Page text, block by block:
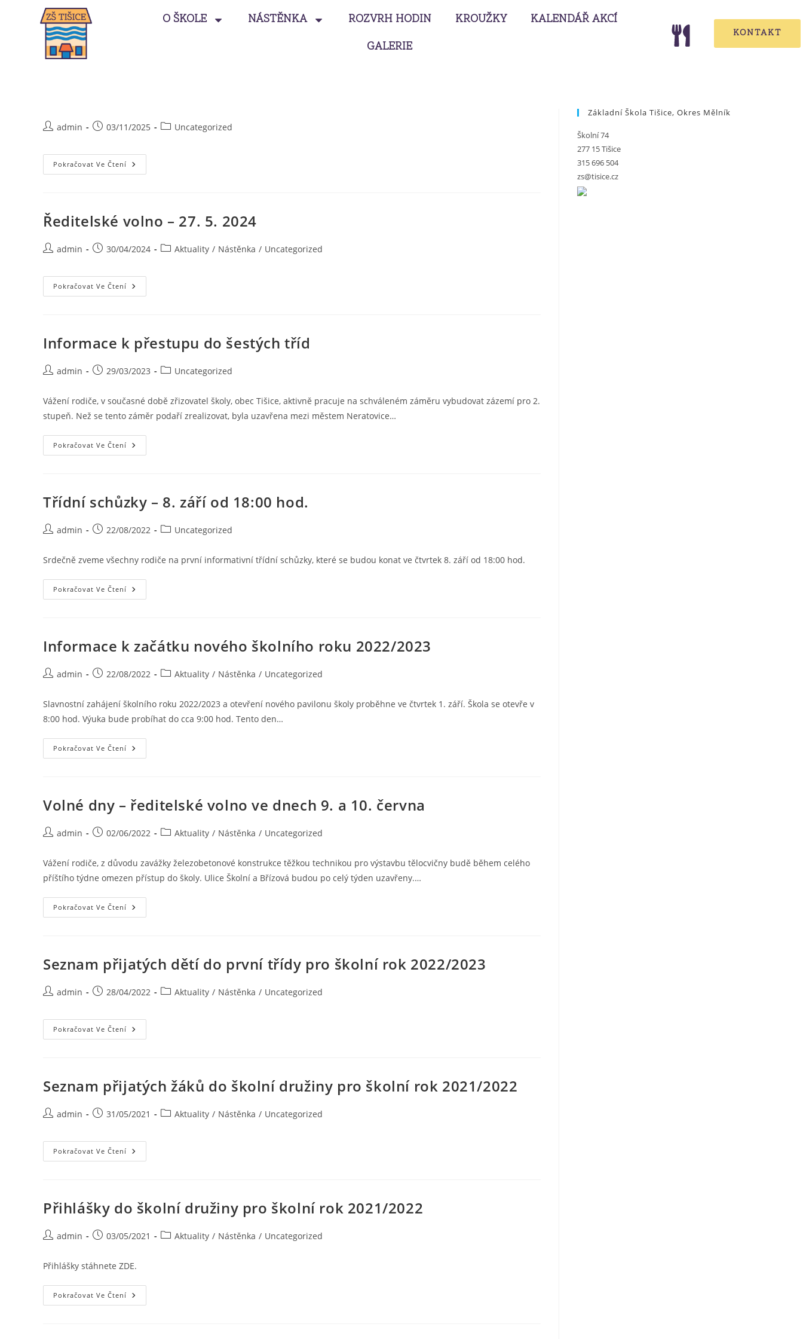
O ŠKOLE NÁSTĚNKA ROZVRH HODIN KROUŽKY
KALENDÁŘ AKCÍ
GALERIE
KONTAKT
admin 03/11/2025 Uncategorized
Pokračovat Ve Čtení
Ředitelské volno – 27. 5. 2024
admin 30/04/2024 Aktuality / Nástěnka / Uncategorized
Pokračovat Ve Čtení
Informace k přestupu do šestých tříd
admin 29/03/2023 Uncategorized
Vážení rodiče, v současné době zřizovatel školy, obec Tišice, aktivně pracuje na schváleném záměru vybudovat zázemí pro 2.
stupeň. Než se tento záměr podaří zrealizovat, byla uzavřena mezi městem Neratovice…
Pokračovat Ve Čtení
Třídní schůzky – 8. září od 18:00 hod.
admin 22/08/2022 Uncategorized
Srdečně zveme všechny rodiče na první informativní třídní schůzky, které se budou konat ve čtvrtek 8. září od 18:00 hod.
Pokračovat Ve Čtení
Informace k začátku nového školního roku 2022/2023
admin 22/08/2022 Aktuality / Nástěnka / Uncategorized
Slavnostní zahájení školního roku 2022/2023 a otevření nového pavilonu školy proběhne ve čtvrtek 1. září. Škola se otevře v
8:00 hod. Výuka bude probíhat do cca 9:00 hod. Tento den…
Pokračovat Ve Čtení
Volné dny – ředitelské volno ve dnech 9. a 10. června
admin 02/06/2022 Aktuality / Nástěnka / Uncategorized
Vážení rodiče, z důvodu zavážky železobetonové konstrukce těžkou technikou pro výstavbu tělocvičny budě během celého
příštího týdne omezen přístup do školy. Ulice Školní a Břízová budou po celý týden uzavřeny.…
Pokračovat Ve Čtení
Seznam přijatých dětí do první třídy pro školní rok 2022/2023
admin 28/04/2022 Aktuality / Nástěnka / Uncategorized
Pokračovat Ve Čtení
Seznam přijatých žáků do školní družiny pro školní rok 2021/2022
admin 31/05/2021 Aktuality / Nástěnka / Uncategorized
Pokračovat Ve Čtení
Přihlášky do školní družiny pro školní rok 2021/2022
admin 03/05/2021 Aktuality / Nástěnka / Uncategorized
Přihlášky stáhnete ZDE.
Pokračovat Ve Čtení
Základní Škola Tišice, Okres Mělník
Školní 74
277 15 Tišice
315 696 504
zs@tisice.cz